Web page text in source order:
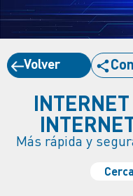
Volver
Más rápida y